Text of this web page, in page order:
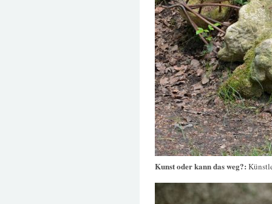
Kunst oder kann das weg?: